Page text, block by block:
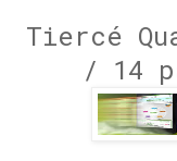
Tiercé
/ 14